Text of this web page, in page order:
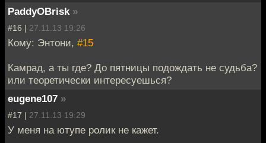
PaddyOBrisk »
#16 | 27.11.13 19:26
Кому: Энтони, #15
Камрад, а ты где? До пятницы подождать не судьба?
или теоретически интересуешься?
eugene107 »
#17 | 27.11.13 19:29
У меня на ютупе ролик не кажет.